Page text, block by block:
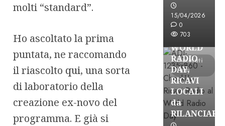
molti “standard”.
Ho ascoltato la prima
puntata, ne raccomando
il riascolto qui, una sorta
di laboratorio della
creazione ex-novo del
programma. E già si
15/04/2026
0
703
3 minuti
letti
Astorri News
FREE
WORLD
RADIO
DAY,
RICAVI
LOCALI
da
RILANCIARE